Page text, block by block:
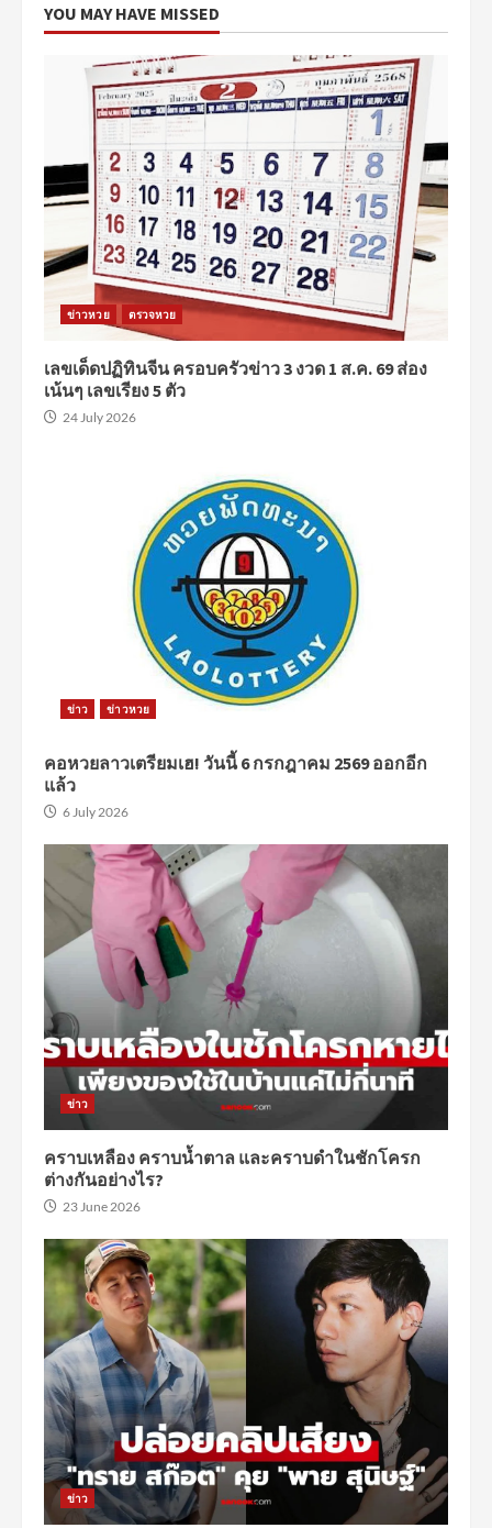
YOU MAY HAVE MISSED
ข่าวหวย ตรวจหวย
เลขเด็ดปฏิทินจีน ครอบครัวข่าว 3 งวด 1 ส.ค. 69 ส่อง
เน้นๆ เลขเรียง 5 ตัว
24 July 2026
ข่าว ข่าวหวย
คอหวยลาวเตรียมเฮ! วันนี้ 6 กรกฎาคม 2569 ออกอีก
แล้ว
6 July 2026
ข่าว
คราบเหลือง คราบน้ำตาล และคราบดำในชักโครก
ต่างกันอย่างไร?
23 June 2026
ข่าว